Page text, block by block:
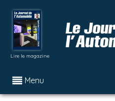
Lire le magazine
Menu